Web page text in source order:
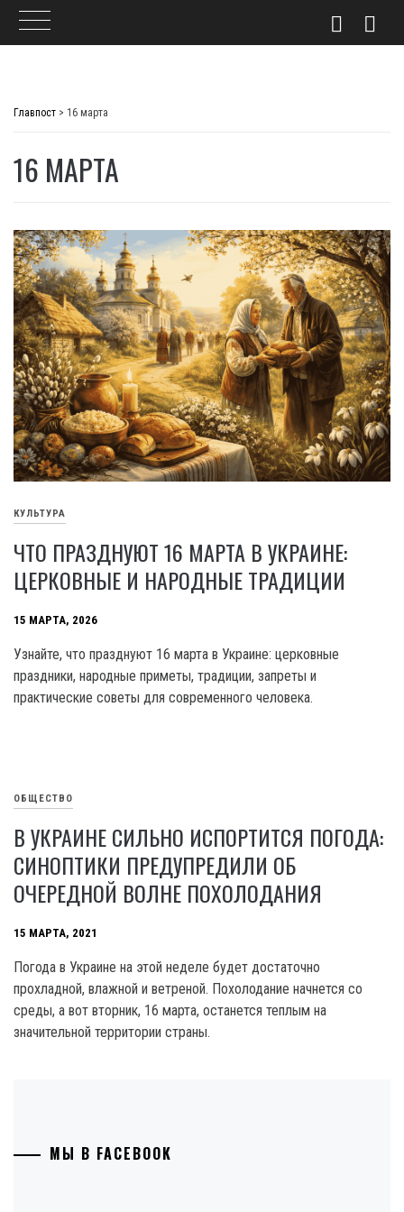
Главпост > 16 марта
16 МАРТА
КУЛЬТУРА
ЧТО ПРАЗДНУЮТ 16 МАРТА В УКРАИНЕ:
ЦЕРКОВНЫЕ И НАРОДНЫЕ ТРАДИЦИИ
15 МАРТА, 2026
Узнайте, что празднуют 16 марта в Украине: церковные
праздники, народные приметы, традиции, запреты и
практические советы для современного человека.
ОБЩЕСТВО
В УКРАИНЕ СИЛЬНО ИСПОРТИТСЯ ПОГОДА:
СИНОПТИКИ ПРЕДУПРЕДИЛИ ОБ
ОЧЕРЕДНОЙ ВОЛНЕ ПОХОЛОДАНИЯ
15 МАРТА, 2021
Погода в Украине на этой неделе будет достаточно
прохладной, влажной и ветреной. Похолодание начнется со
среды, а вот вторник, 16 марта, останется теплым на
значительной территории страны.
МЫ В FACEBOOK